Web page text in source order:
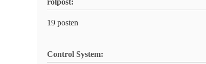
rolpost:
19 posten
Control System: